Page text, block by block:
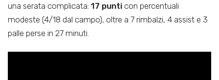
una serata complicata: 17 punti con percentuali
modeste (4/18 dal campo), oltre a 7 rimbalzi, 4 assist e 3
palle perse in 27 minuti.